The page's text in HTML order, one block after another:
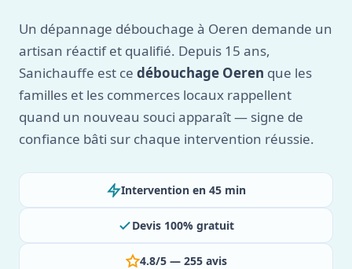
Un dépannage débouchage à Oeren demande un
artisan réactif et qualifié. Depuis 15 ans,
Sanichauffe est ce débouchage Oeren que les
familles et les commerces locaux rappellent
quand un nouveau souci apparaît — signe de
confiance bâti sur chaque intervention réussie.
Intervention en 45 min
Devis 100% gratuit
4.8/5 — 255 avis